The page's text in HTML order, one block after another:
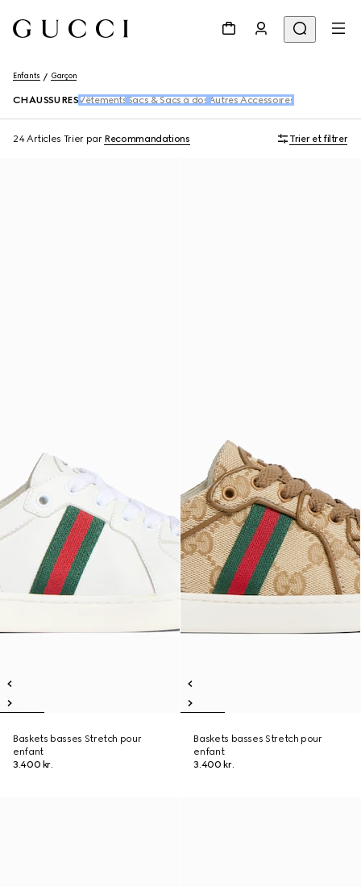
Enfants Garçon
CHAUSSURES Vêtements Sacs & Sacs à dos Autres Accessoires
24 Articles Trier par Recommandations Trier et filtrer
Baskets basses Stretch pour
enfant
3.400 kr.
Baskets basses Stretch pour
enfant
3.400 kr.